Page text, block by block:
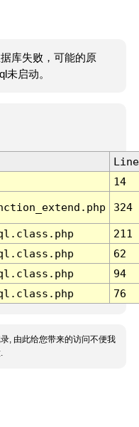
库失败，可能的原
未启动。
Line
14
324
211
62
94
76
, 由此给您带来的访问不便我